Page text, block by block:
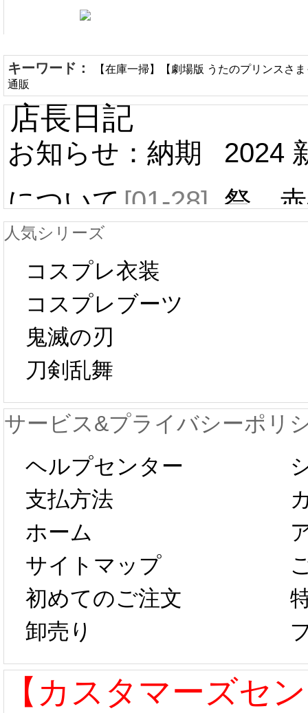
キーワード：
【在庫一掃】【劇場版 うたのプリンスさ
通販
店長日記
お知らせ：納期
について[01-28]
中国旧正月の影
響で2024年2月5
日から工場生産
が一時停止いた
します。 2月5日
以後のご注文
は、2月25日か
らコスプレ制
作、発送予定と
なります。 ...
2024
祭 赤
プレ
新春
字半
第二
たし
ル期
人気シリーズ
コスプレ衣装
コスプレブーツ
鬼滅の刃
刀剣乱舞
サービス&プライバシーポリ
ヘルプセンター
支払方法
ホーム
サイトマップ
初めてのご注文
卸売り
【カスタマーズセ